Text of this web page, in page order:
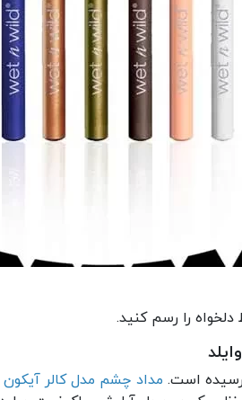
را رسم کنید.
است. مداد چشم مدل کالر